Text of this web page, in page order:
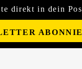
direkt in dein